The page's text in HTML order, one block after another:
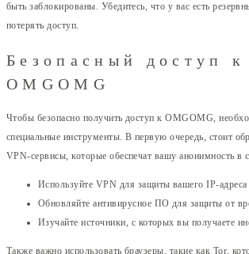
быть заблокированы. Убедитесь, что у вас есть
потерять доступ.
Безопасный доступ к
OMGOMG
Чтобы безопасно получить доступ к OMGOMG,
специальные инструменты. В первую очередь, стоит
VPN-сервисы, которые обеспечат вашу анонимность в
Используйте VPN для защиты вашего IP-адреса
Обновляйте антивирусное ПО для защиты от
Изучайте источники, с которых вы получаете
Также важно использовать браузеры, такие как Tor,